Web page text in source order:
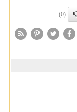
(0)